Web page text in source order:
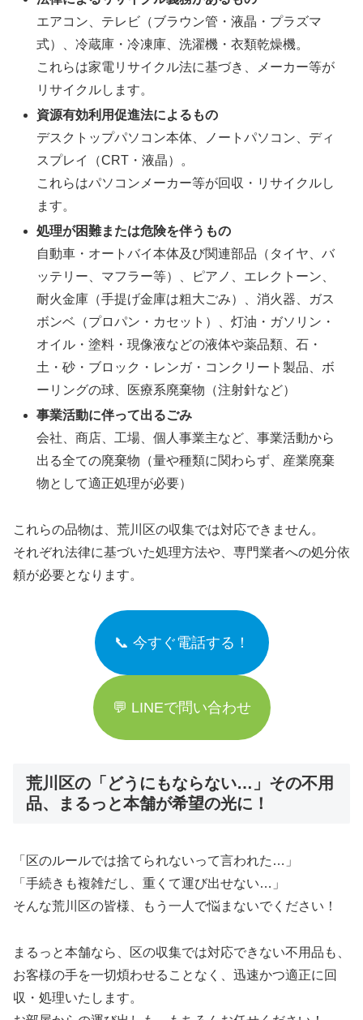
エアコン、テレビ（ブラウン管・液晶・プラズマ
式）、冷蔵庫・冷凍庫、洗濯機・衣類乾燥機。
これらは家電リサイクル法に基づき、メーカー等が
リサイクルします。
資源有効利用促進法によるもの
デスクトップパソコン本体、ノートパソコン、ディ
スプレイ（CRT・液晶）。
これらはパソコンメーカー等が回収・リサイクルし
ます。
処理が困難または危険を伴うもの
自動車・オートバイ本体及び関連部品（タイヤ、バ
ッテリー、マフラー等）、ピアノ、エレクトーン、
耐火金庫（手提げ金庫は粗大ごみ）、消火器、ガス
ボンベ（プロパン・カセット）、灯油・ガソリン・
オイル・塗料・現像液などの液体や薬品類、石・
土・砂・ブロック・レンガ・コンクリート製品、ボ
ーリングの球、医療系廃棄物（注射針など）
事業活動に伴って出るごみ
会社、商店、工場、個人事業主など、事業活動から
出る全ての廃棄物（量や種類に関わらず、産業廃棄
物として適正処理が必要）
これらの品物は、荒川区の収集では対応できません。
それぞれ法律に基づいた処理方法や、専門業者への処分依
頼が必要となります。
📞 今すぐ電話する！
💬 LINEで問い合わせ
荒川区の「どうにもならない…」その不用
品、まるっと本舗が希望の光に！
「区のルールでは捨てられないって言われた…」
「手続きも複雑だし、重くて運び出せない…」
そんな荒川区の皆様、もう一人で悩まないでください！
まるっと本舗なら、区の収集では対応できない不用品も、
お客様の手を一切煩わせることなく、迅速かつ適正に回
収・処理いたします。